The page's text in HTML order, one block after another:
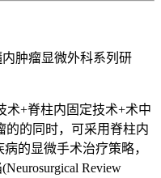
肿瘤显微外科系列研
术+脊柱内固定技术+术中
的的同时，可采用脊柱内
的显微手术治疗策略，
Review